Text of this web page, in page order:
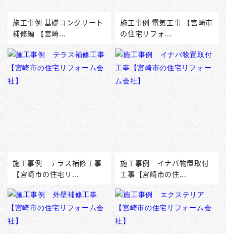
施工事例 基礎コンクリート
補修編 【宮崎...
施工事例 電気工事 【宮崎市
の住宅リフォ...
施工事例 テラス補修工事
【宮崎市の住宅リ...
施工事例 イナバ物置取付
工事【宮崎市の住...